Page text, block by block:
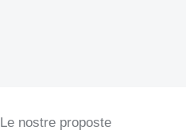
Le nostre proposte